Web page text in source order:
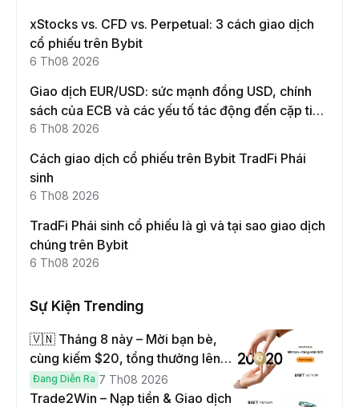
xStocks vs. CFD vs. Perpetual: 3 cách giao dịch
cổ phiếu trên Bybit
6 Th08 2026
Giao dịch EUR/USD: sức mạnh đồng USD, chính
sách của ECB và các yếu tố tác động đến cặp tiền
này
6 Th08 2026
Cách giao dịch cổ phiếu trên Bybit TradFi Phái
sinh
6 Th08 2026
TradFi Phái sinh cổ phiếu là gì và tại sao giao dịch
chúng trên Bybit
6 Th08 2026
Sự Kiện Trending
🇻🇳 Tháng 8 này – Mời bạn bè,
cùng kiếm $20, tổng thưởng lên
đến $1,000
Đang Diễn Ra 7 Th08 2026
Trade2Win – Nạp tiền & Giao dịch